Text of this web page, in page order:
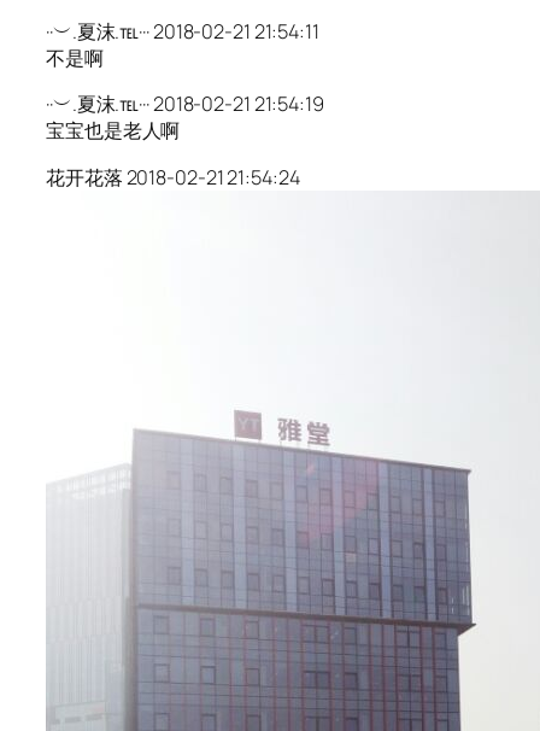
··︶.夏沫.℡··· 2018-02-21 21:54:11
不是啊
··︶.夏沫.℡··· 2018-02-21 21:54:19
宝宝也是老人啊
花开花落 2018-02-21 21:54:24